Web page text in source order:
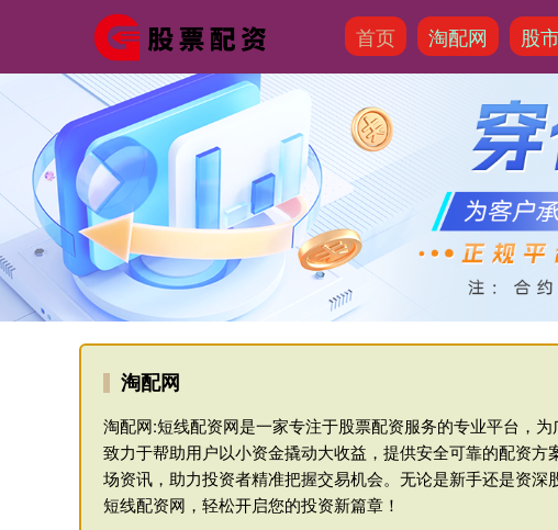
首页 淘配网 股
淘配网
淘配网:短线配资网是一家专注于股票配资服务的专业平台，
致力于帮助用户以小资金撬动大收益，提供安全可靠的配资
场资讯，助力投资者精准把握交易机会。无论是新手还是资
短线配资网，轻松开启您的投资新篇章！